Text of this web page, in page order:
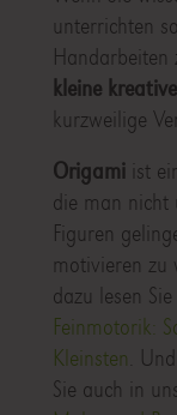
unterrichten
Handarbeiten
kleine
kurzweilige
Origamiist
die man nicht
Figuren
motivieren zu
dazu lesen
Feinmotorik:
Kleinsten .
Sie auch in